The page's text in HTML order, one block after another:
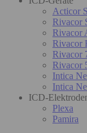
Acticor
Rivacor
Rivacor
Rivacor
Rivacor
Rivacor
Intica
Intica
ICD-
Plexa
Pamira